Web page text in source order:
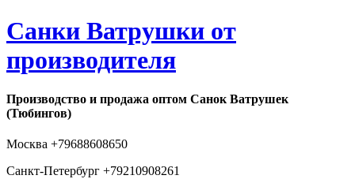
Санки Ватрушки от
производителя
Производство и продажа оптом Санок Ватрушек
(Тюбингов)
Москва +79688608650
Санкт-Петербург +79210908261